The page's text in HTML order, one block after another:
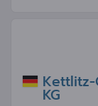
Kettlitz-
KG